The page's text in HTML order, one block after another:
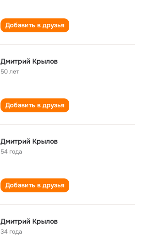
Добавить в друзья
Дмитрий Крылов
50 лет
Добавить в друзья
Дмитрий Крылов
54 года
Добавить в друзья
Дмитрий Крылов
34 года